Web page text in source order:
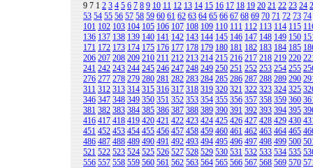
9 712 3 4 5 6 7 8 9 10 11 12 13 14 15 16 17 18 19 20 21 22 23 24
53 54 55 56 57 58 59 60 61 62 63 64 65 66 67 68 69 70 71 72 73 74
101 102 103 104 105 106 107 108 109 110 111 112 113 114 115
136 137 138 139 140 141 142 143 144 145 146 147 148 149 150
171 172 173 174 175 176 177 178 179 180 181 182 183 184 185
206 207 208 209 210 211 212 213 214 215 216 217 218 219 220
241 242 243 244 245 246 247 248 249 250 251 252 253 254 255
276 277 278 279 280 281 282 283 284 285 286 287 288 289 290
311 312 313 314 315 316 317 318 319 320 321 322 323 324 325
346 347 348 349 350 351 352 353 354 355 356 357 358 359 360
381 382 383 384 385 386 387 388 389 390 391 392 393 394 395
416 417 418 419 420 421 422 423 424 425 426 427 428 429 430
451 452 453 454 455 456 457 458 459 460 461 462 463 464 465
486 487 488 489 490 491 492 493 494 495 496 497 498 499 500
521 522 523 524 525 526 527 528 529 530 531 532 533 534 535
556 557 558 559 560 561 562 563 564 565 566 567 568 569 570